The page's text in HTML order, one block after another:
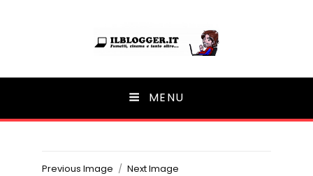
Ilblogger.it
Il portalino di blog | MENU
Previous Image Next Image